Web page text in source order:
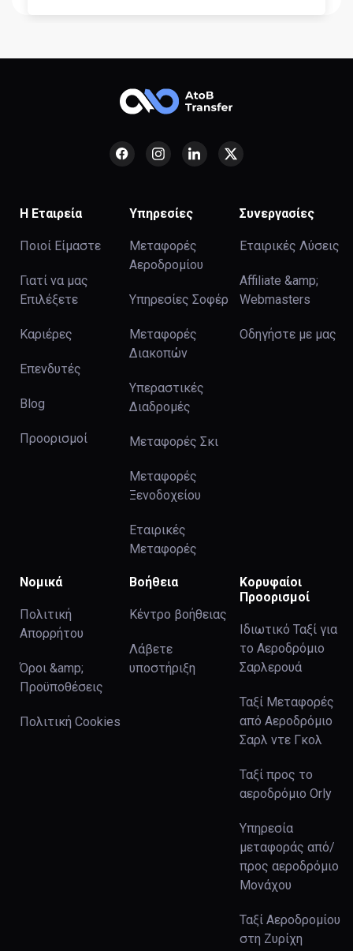
Η Εταιρεία
Ποιοί Είμαστε
Γιατί να μας
Επιλέξετε
Καριέρες
Επενδυτές
Blog
Προορισμοί
Υπηρεσίες
Μεταφορές
Αεροδρομίου
Υπηρεσίες Σοφέρ
Μεταφορές
Διακοπών
Υπεραστικές
Διαδρομές
Μεταφορές Σκι
Μεταφορές
Ξενοδοχείου
Εταιρικές
Μεταφορές
Συνεργασίες
Εταιρικές Λύσεις
Affiliate &amp;
Webmasters
Οδηγήστε με μας
Νομικά
Πολιτική
Απορρήτου
Όροι &amp;
Προϋποθέσεις
Πολιτική Cookies
Βοήθεια
Κέντρο βοήθειας
Λάβετε
υποστήριξη
Κορυφαίοι
Προορισμοί
Ιδιωτικό Ταξί για
το Αεροδρόμιο
Σαρλερουά
Ταξί Μεταφορές
από Αεροδρόμιο
Σαρλ ντε Γκολ
Ταξί προς το
αεροδρόμιο Orly
Υπηρεσία
μεταφοράς από/
προς αεροδρόμιο
Μονάχου
Ταξί Αεροδρομίου
στη Ζυρίχη